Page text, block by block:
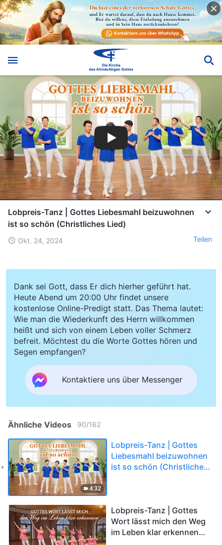
Lobpreis-Tanz | Gottes Liebesmahl beizuwohnen
ist so schön (Christliches Lied)
Okt. 24, 2024 Teilen
Dank sei Gott, dass Er dich hierher geführt hat.
Heute Abend um 20:00 Uhr findet unsere
kostenlose Online-Predigt statt. Das Thema lautet:
Wie man die Wiederkunft des Herrn willkommen
heißt und sich von einem Leben voller Schmerz
befreit. Möchtest du die Worte Gottes hören und
Segen empfangen?
Kontaktiere uns über Messenger
Ähnliche Videos 90/162
4:32
Lobpreis-Tanz | Gottes
Liebesmahl beizuwohnen
ist so schön (Christliches
Lobpreis-Tanz | Gottes
Wort lässt mich den Weg
im Leben klar erkennen